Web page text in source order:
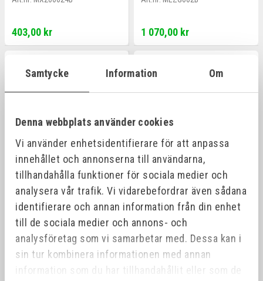
Samtycke Information Om
Denna webbplats använder cookies
Vi använder enhetsidentifierare för att anpassa
innehållet och annonserna till användarna,
tillhandahålla funktioner för sociala medier och
analysera vår trafik. Vi vidarebefordrar även sådana
identifierare och annan information från din enhet
till de sociala medier och annons- och
analysföretag som vi samarbetar med. Dessa kan i
sin tur kombinera informationen med annan
information som du har tillhandahållit eller som de
403,00 kr 1 070,00 kr
MANDREX
DIAMANTHÅLSÅGAR
fr. 471,00 kr
Offensiv
MANDREX XTRA
PILOTPINNE 300MM
MX200078B
459,00 kr